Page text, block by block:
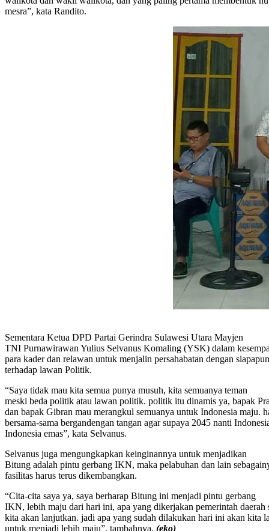
mesra”, kata Randito.
Sementara Ketua DPD Partai Gerindra Sulawesi Utara Mayjen
TNI Purnawirawan Yulius Selvanus Komaling (YSK) dalam
para kader dan relawan untuk menjalin persahabatan dengan
terhadap lawan Politik.
“Saya tidak mau kita semua punya musuh, kita semuanya teman
meski beda politik atau lawan politik. politik itu dinamis ya, bapak
dan bapak Gibran mau merangkul semuanya untuk Indonesia maju.
bersama-sama bergandengan tangan agar supaya 2045 nanti
Indonesia emas”, kata Selvanus.
Selvanus juga mengungkapkan keinginannya untuk menjadikan
Bitung adalah pintu gerbang IKN, maka pelabuhan dan lain
fasilitas harus terus dikembangkan.
“Cita-cita saya ya, saya berharap Bitung ini menjadi pintu gerbang
IKN, lebih maju dari hari ini, apa yang dikerjakan pemerintah daerah
kita akan lanjutkan. jadi apa yang sudah dilakukan hari ini akan kita
untuk menjadi lebih maju”, tambahnya. (eko)